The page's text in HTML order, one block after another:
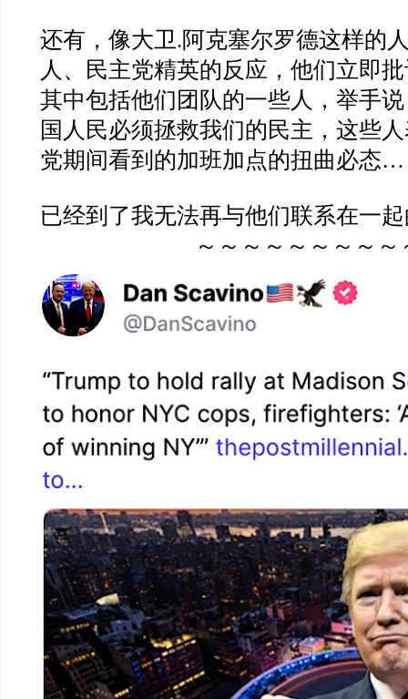
还有，像大卫.阿克塞尔罗德这样的
人、民主党精英的反应，他们立即
其中包括他们团队的一些人，举手
国人民必须拯救我们的民主，这些
党期间看到的加班加点的扭曲必态…
已经到了我无法再与他们联系在一
～～～～～～～～～